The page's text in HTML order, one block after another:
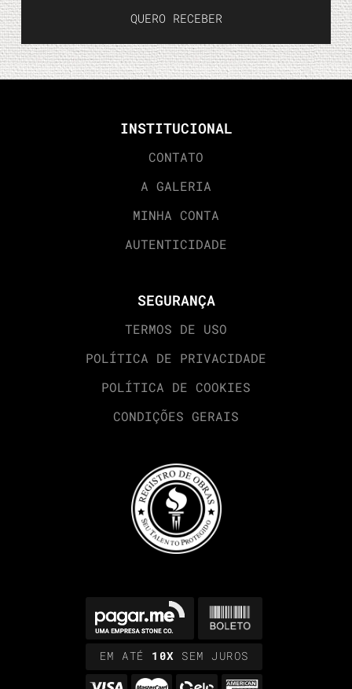
QUERO RECEBER
INSTITUCIONAL
CONTATO
A GALERIA
MINHA CONTA
AUTENTICIDADE
SEGURANÇA
TERMOS DE USO
POLÍTICA DE PRIVACIDADE
POLÍTICA DE COOKIES
CONDIÇÕES GERAIS
EM ATÉ 10X SEM JUROS